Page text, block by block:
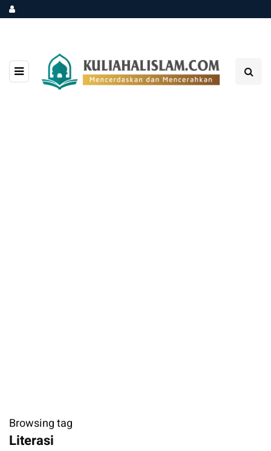
Browsing tag
Literasi